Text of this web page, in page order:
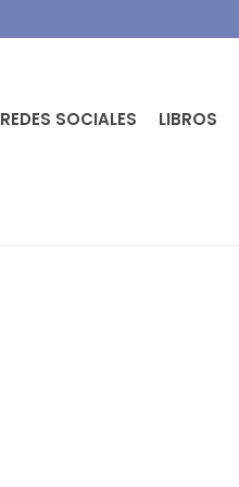
REDES SOCIALES LIBROS